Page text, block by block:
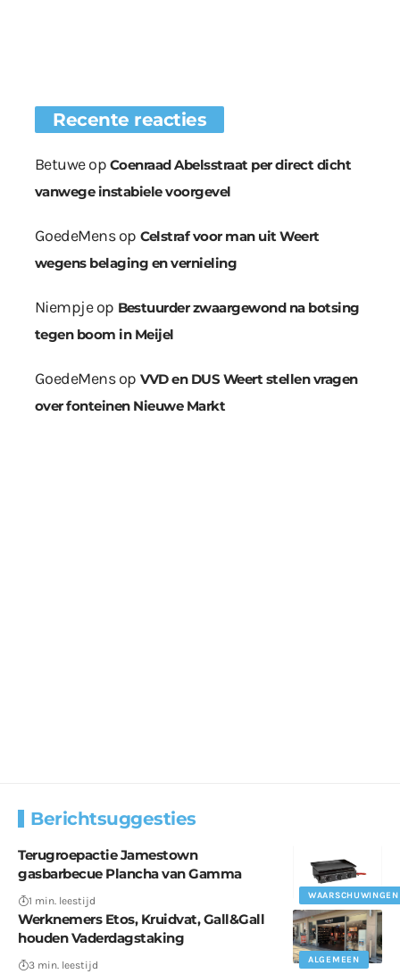
Recente reacties
Betuweop Coenraad Abelsstraat per direct dicht
vanwege instabiele voorgevel
GoedeMensop Celstraf voor man uit Weert
wegens belaging en vernieling
Niempjeop Bestuurder zwaargewond na botsing
tegen boom in Meijel
GoedeMensop VVD en DUS Weert stellen vragen
over fonteinen Nieuwe Markt
Berichtsuggesties
WAARSCHUWINGEN
Terugroepactie Jamestown
gasbarbecue Plancha van Gamma
1 min. leestijd
ALGEMEEN
Werknemers Etos, Kruidvat, Gall&Gall
houden Vaderdagstaking
3 min. leestijd